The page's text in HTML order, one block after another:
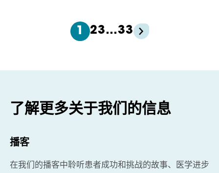
1 23…33
了解更多关于我们的信息
播客
在我们的播客中聆听患者成功和挑战的故事、医学进步